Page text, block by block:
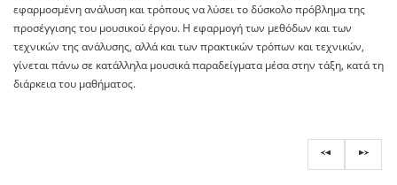
εφαρμοσμένη ανάλυση και τρόπους να λύσει το δύσκολο πρόβλημα της
προσέγγισης του μουσικού έργου. Η εφαρμογή των μεθόδων και των
τεχνικών της ανάλυσης, αλλά και των πρακτικών τρόπων και τεχνικών,
γίνεται πάνω σε κατάλληλα μουσικά παραδείγματα μέσα στην τάξη, κατά τη
διάρκεια του μαθήματος.